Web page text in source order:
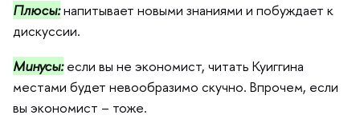
Плюсы:напитывает новыми знаниями и побуждает к
дискуссии.
Минусы:если вы не экономист, читать Куиггина
местами будет невообразимо скучно. Впрочем, если
ы экономист – тоже.